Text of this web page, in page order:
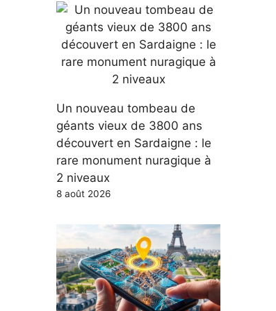
Un nouveau tombeau de
géants vieux de 3800 ans
découvert en Sardaigne : le
rare monument nuragique à
2 niveaux
8 août 2026